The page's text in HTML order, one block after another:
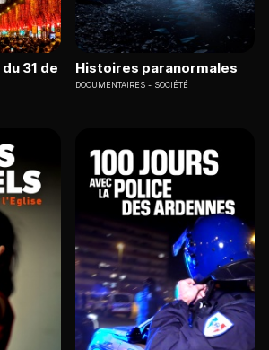
31 de
Histoires paranormales
DOCUMENTAIRES SOCIÉTÉ